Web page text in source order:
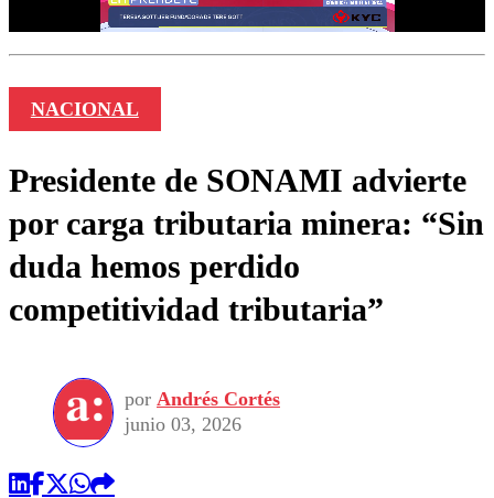
NACIONAL
Presidente de SONAMI advierte
por carga tributaria minera: “Sin
duda hemos perdido
competitividad tributaria”
por Andrés Cortés
junio 03, 2026